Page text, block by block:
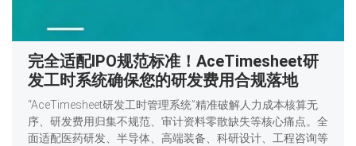
完全适配IPO规范标准！AceTimesheet研
发工时系统确保您的研发费用合规落地
“AceTimesheet研发工时管理系统”精准破解人力成本核算无
序、研发费用归集不规范、审计资料零散缺失等核心痛点。全
面适配医药研发、半导体、高端装备、科研设计、工程咨询等